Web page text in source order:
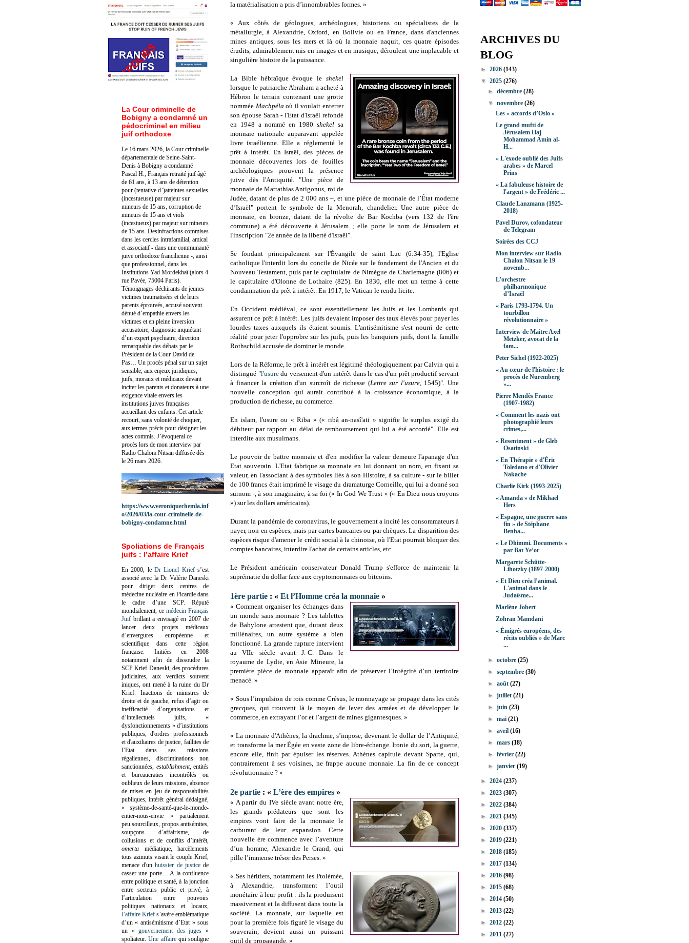
la matérialisation a pris d’innombrables formes. »
« Aux côtés de géologues, archéologues, historiens ou spécialistes de la
métallurgie, à Alexandrie, Oxford, en Bolivie ou en France, dans d'anciennes
mines antiques, sous les mers et là où la monnaie naquit, ces quatre épisodes
érudits, admirablement mis en images et en musique, déroulent une implacable et
singulière histoire de la puissance.
La Bible hébraïque évoque le shekel
lorsque le patriarche Abraham a acheté à
Hébron le terrain contenant une grotte
nommée Machpélaoù il voulait enterrer
son épouse Sarah - l'Etat d'Israël refondé
en 1948 a nommé en 1980 shekel sa
monnaie nationale auparavant appelée
livre israélienne. Elle a réglementé le
prêt à intérêt. En Israël, des pièces de
monnaie découvertes lors de fouilles
archéologiques prouvent la présence
juive dès l'Antiquité. "Une pièce de
monnaie de Mattathias Antigonus, roi de
Judée, datant de plus de 2 000 ans –, et une pièce de monnaie de l’État moderne
d’Israël" portent le symbole de la Menorah, chandelier. Une autre pièce de
monnaie, en bronze, datant de la révolte de Bar Kochba (vers 132 de l'ère
commune) a été découverte à Jérusalem ; elle porte le nom de Jérusalem et
l'inscription "2e année de la liberté d'Israël".
Se fondant principalement sur l'Évangile de saint Luc (6:34-35), l'Eglise
catholique l'interdit lors du concile de Nicée sur le fondement de l'Ancien et du
Nouveau Testament, puis par le capitulaire de Nimègue de Charlemagne (806) et
le capitulaire d'Olonne de Lothaire (825). En 1830, elle met un terme à cette
condamnation du prêt à intérêt. En 1917, le Vatican le rendu licite.
En Occident médiéval, ce sont essentiellement les Juifs et les Lombards qui
assurent ce prêt à intérêt. Les juifs devaient imposer des taux élevés pour payer les
lourdes taxes auxquels ils étaient soumis. L'antisémitisme s'est nourri de cette
réalité pour jeter l'opprobre sur les juifs, puis les banquiers juifs, dont la famille
Rothschild accusée de dominer le monde.
Lors de la Réforme, le prêt à intérêt est légitimé théologiquement par Calvin qui a
distingué "l'usuredu versement d'un intérêt dans le cas d'un prêt productif servant
à financer la création d'un surcroît de richesse (Lettre sur l'usure, 1545)". Une
nouvelle conception qui aurait contribué à la croissance économique, à la
production de richesse, au commerce.
En islam, l'usure ou « Riba » (« ribâ an-nasî'ati » signifie le surplus exigé du
débiteur par rapport au délai de remboursement qui lui a été accordé". Elle est
interdite aux musulmans.
Le pouvoir de battre monnaie et d'en modifier la valeur demeure l'apanage d'un
Etat souverain. L'Etat fabrique sa monnaie en lui donnant un nom, en fixant sa
valeur, en l'associant à des symboles liés à son Histoire, à sa culture - sur le billet
de 100 francs était imprimé le visage du dramaturge Corneille, qui lui a donné son
surnom -, à son imaginaire, à sa foi (« In God We Trust » (« En Dieu nous croyons
») sur les dollars américains).
Durant la pandémie de coronavirus, le gouvernement a incité les consommateurs à
payer, non en espèces, mais par cartes bancaires ou par chèques. La disparition des
espèces risque d'amener le crédit social à la chinoise, où l'Etat pourrait bloquer des
comptes bancaires, interdire l'achat de certains articles, etc.
Le Président américain conservateur Donald Trump s'efforce de maintenir la
suprématie du dollar face aux cryptomonnaies ou bitcoins.
1ère partie : « Et l’Homme créa la monnaie »
« Comment organiser les échanges dans
un monde sans monnaie ? Les tablettes
de Babylone attestent que, durant deux
millénaires, un autre système a bien
fonctionné. La grande rupture intervient
au VIIe siècle avant J.-C. Dans le
royaume de Lydie, en Asie Mineure, la
première pièce de monnaie apparaît afin de préserver l’intégrité d’un territoire
menacé. »
« Sous l’impulsion de rois comme Crésus, le monnayage se propage dans les cités
grecques, qui trouvent là le moyen de lever des armées et de développer le
commerce, en extrayant l’or et l’argent de mines gigantesques. »
« La monnaie d'Athènes, la drachme, s’impose, devenant le dollar de l’Antiquité,
et transforme la mer Égée en vaste zone de libre-échange. Ironie du sort, la guerre,
encore elle, finit par épuiser les réserves. Athènes capitule devant Sparte, qui,
contrairement à ses voisines, ne frappe aucune monnaie. La fin de ce concept
révolutionnaire ? »
2e partie : « L’ère des empires »
« A partir du IVe siècle avant notre ère,
les grands prédateurs que sont les
empires vont faire de la monnaie le
carburant de leur expansion. Cette
nouvelle ère commence avec l’aventure
d’un homme, Alexandre le Grand, qui
pille l’immense trésor des Perses. »
« Ses héritiers, notamment les Ptolémée,
à Alexandrie, transforment l’outil
monétaire à leur profit : ils la produisent
massivement et la diffusent dans toute la
société. La monnaie, sur laquelle est
pour la première fois figuré le visage du
souverain, devient aussi un puissant
outil de propagande. »
La Cour criminelle de
Bobigny a condamné un
pédocriminel en milieu
juif orthodoxe
Le 16 mars 2026, la Cour criminelle
départementale de Seine-Saint-
Denis à Bobigny a condamné
Pascal H., Français retraité juif âgé
de 61 ans, à 13 ans de détention
pour (tentative d’)atteintes sexuelles
(incestueuse) par majeur sur
mineurs de 15 ans, corruption de
mineurs de 15 ans et viols
(incestueux) par majeur sur mineurs
de 15 ans. Desinfractions commises
dans les cercles intrafamilial, amical
et associatif - dans une communauté
juive orthodoxe francilienne -, ainsi
que professionnel, dans les
Institutions Yad Mordekhaï (alors 4
rue Pavée, 75004 Paris).
Témoignages déchirants de jeunes
victimes traumatisées et de leurs
parents éprouvés, accusé souvent
dénué d’empathie envers les
victimes et en pleine inversion
accusatoire, diagnostic inquiétant
d’un expert psychiatre, direction
remarquable des débats par le
Président de la Cour David de
Pas… Un procès pénal sur un sujet
sensible, aux enjeux juridiques,
juifs, moraux et médicaux devant
inciter les parents et donateurs à une
exigence vitale envers les
institutions juives françaises
accueillant des enfants. Cet article
recourt, sans volonté de choquer,
aux termes précis pour désigner les
actes commis. J’évoquerai ce
procès lors de mon interview par
Radio Chalom Nitsan diffusée dès
le 26 mars 2026.
https://www.veroniquechemla.inf
o/2026/03/la-cour-criminelle-de-
bobigny-condamne.html
Spoliations de Français
juifs : l’affaire Krief
En 2000, le Dr Lionel Kriefs’est
associé avec la Dr Valérie Daneski
pour diriger deux centres de
médecine nucléaire en Picardie dans
le cadre d’une SCP. Réputé
mondialement, ce médecin Français
Juif brillant a envisagé en 2007 de
lancer deux projets médicaux
d’envergures européenne et
scientifique dans cette région
française. Initiées en 2008
notamment afin de dissoudre la
SCP Krief Daneski, des procédures
judiciaires, aux verdicts souvent
iniques, ont mené à la ruine du Dr
Krief. Inactions de ministres de
droite et de gauche, refus d’agir ou
inefficacité d’organisations et
d’intellectuels juifs, «
dysfonctionnements » d’institutions
publiques, d'ordres professionnels
et d'auxiliaires de justice, faillites de
l’Etat dans ses missions
régaliennes, discriminations non
sanctionnées, establishment, entités
et bureaucraties incontrôlés ou
oublieux de leurs missions, absence
de mises en jeu de responsabilités
publiques, intérêt général dédaigné,
« système-de-santé-que-le-monde-
entier-nous-envie » partialement
peu sourcilleux, propos antisémites,
soupçons d’affairisme, de
collusions et de conflits d’intérêt,
omerta médiatique, harcèlements
tous azimuts visant le couple Krief,
menace d'unhuissier de justicede
casser une porte… A la confluence
entre politique et santé, à la jonction
entre secteurs public et privé, à
l’articulation entre pouvoirs
politiques nationaux et locaux,
l’affaire Krief s’avère emblématique
d’un « antisémitisme d’Etat » sous
un «gouvernement des juges »
spoliateur.Une affairequi souligne
ARCHIVES DU
BLOG
► 2026 (143)
▼ 2025 (276)
►décembre(28)
▼novembre(26)
Les « accords d’Oslo »
Le grand mufti de
Jérusalem Haj
Mohammad Amin al-
H...
« L'exode oublié des Juifs
arabes » de Marcel
Prins
« La fabuleuse histoire de
l'argent » de Frédéric ...
Claude Lanzmann (1925-
2018)
Pavel Durov, cofondateur
de Telegram
Soirées des CCJ
Mon interview sur Radio
Chalon Nitsan le 19
novemb...
L’orchestre
philharmonique
d’Israël
« Paris 1793-1794. Un
tourbillon
révolutionnaire »
Interview de Maitre Axel
Metzker, avocat de la
fam...
Peter Sichel (1922-2025)
« Au cœur de l'histoire : le
procès de Nuremberg
»...
Pierre Mendès France
(1907-1982)
« Comment les nazis ont
photographié leurs
crimes,...
« Resentment » de Gleb
Osatinski
« En Thérapie » d'Éric
Toledano et d'Olivier
Nakache
Charlie Kirk (1993-2025)
« Amanda » de Mikhaël
Hers
« Espagne, une guerre sans
fin » de Stéphane
Benha...
« Le Dhimmi. Documents »
par Bat Ye’or
Margarete Schütte-
Lihotzky (1897-2000)
« Et Dieu créa l’animal.
L'animal dans le
Judaïsme...
Marlène Jobert
Zohran Mamdani
« Émigrés européens, des
récits oubliés » de Marc
...
►octobre(25)
►septembre(30)
►août(27)
►juillet(21)
►juin(23)
►mai(21)
►avril(16)
►mars(18)
►février(22)
►janvier(19)
► 2024 (237)
► 2023 (307)
► 2022 (384)
► 2021 (345)
► 2020 (337)
► 2019 (221)
► 2018 (185)
► 2017 (134)
► 2016 (98)
► 2015 (68)
► 2014 (50)
► 2013 (22)
► 2012 (22)
► 2011 (27)